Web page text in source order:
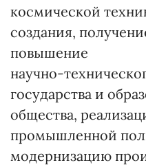
космической
создания,
повышение
научно-
государства и
общества,
промышленной
модернизацию